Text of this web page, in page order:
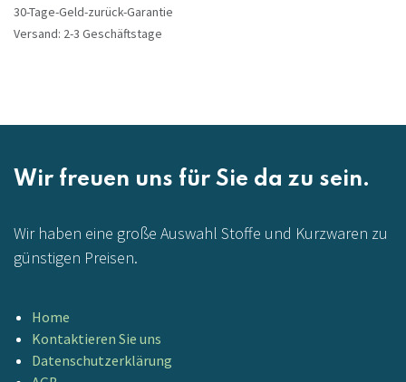
30-Tage-Geld-zurück-Garantie
Versand: 2-3 Geschäftstage
Wir freuen uns für Sie da zu sein.
Wir haben eine große Auswahl Stoffe und Kurzwaren zu
günstigen Preisen.
Home
Kontaktieren Sie uns
Datenschutzerklärung